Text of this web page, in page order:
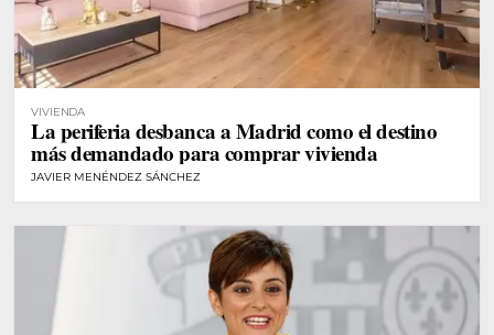
VIVIENDA
La periferia desbanca a Madrid como el destino
más demandado para comprar vivienda
JAVIER MENÉNDEZ SÁNCHEZ